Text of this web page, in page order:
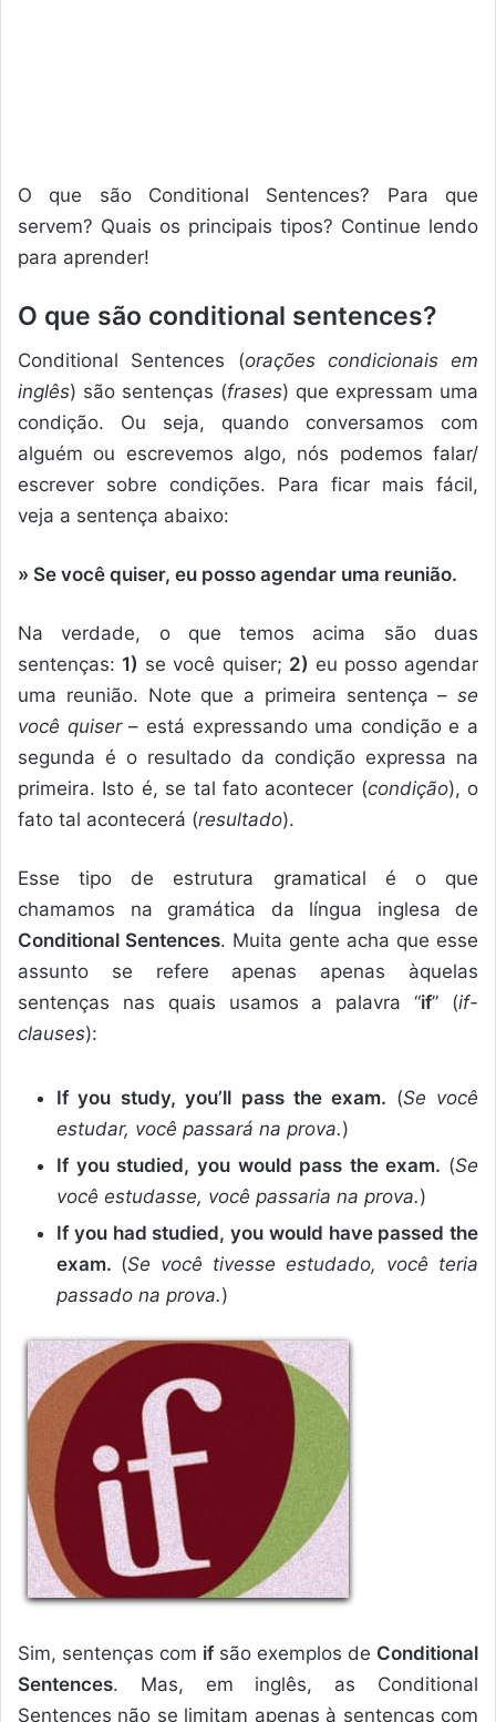
O que são Conditional Sentences? Para que
servem? Quais os principais tipos? Continue lendo
para aprender!
O que são conditional sentences?
Conditional Sentences (orações condicionais em
inglês) são sentenças (frases) que expressam uma
condição. Ou seja, quando conversamos com
alguém ou escrevemos algo, nós podemos falar/
escrever sobre condições. Para ficar mais fácil,
veja a sentença abaixo:
» Se você quiser, eu posso agendar uma reunião.
Na verdade, o que temos acima são duas
sentenças: 1) se você quiser; 2) eu posso agendar
uma reunião. Note que a primeira sentença – se
você quiser– está expressando uma condição e a
segunda é o resultado da condição expressa na
primeira. Isto é, se tal fato acontecer (condição), o
fato tal acontecerá (resultado).
Esse tipo de estrutura gramatical é o que
chamamos na gramática da língua inglesa de
Conditional Sentences. Muita gente acha que esse
assunto se refere apenas apenas àquelas
sentenças nas quais usamos a palavra “if” (if-
clauses):
If you study, you’ll pass the exam. (Se você
estudar, você passará na prova.)
If you studied, you would pass the exam. (Se
você estudasse, você passaria na prova.)
If you had studied, you would have passed the
exam. (Se você tivesse estudado, você teria
passado na prova.)
Sim, sentenças com ifsão exemplos de Conditional
Sentences. Mas, em inglês, as Conditional
Sentences não se limitam apenas à sentenças com